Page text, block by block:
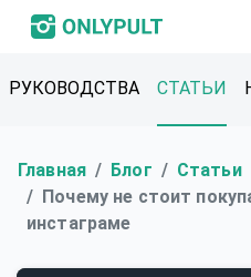
РУКОВОДСТВА СТАТЬИ
Главная Блог
Статьи
Почему не стоит
инстаграме